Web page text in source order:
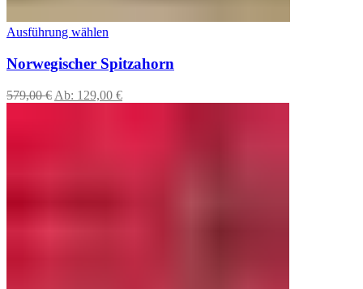
Ausführung wählen
Norwegischer Spitzahorn
579,00€ Ab: 129,00 €